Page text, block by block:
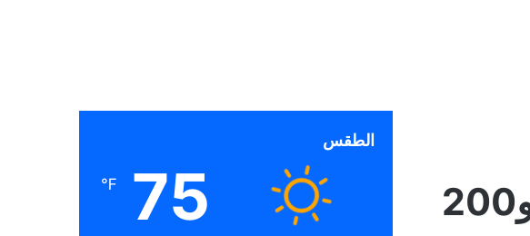
الحكومة تقلص العجز السكني من مليون و200
الطقس
75
℉